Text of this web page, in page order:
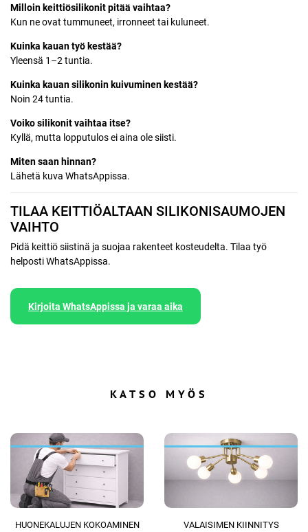
Milloin keittiösilikonit pitää vaihtaa?
Kun ne ovat tummuneet, irronneet tai kuluneet.
Kuinka kauan työ kestää?
Yleensä 1–2 tuntia.
Kuinka kauan silikonin kuivuminen kestää?
Noin 24 tuntia.
Voiko silikonit vaihtaa itse?
Kyllä, mutta lopputulos ei aina ole siisti.
Miten saan hinnan?
Lähetä kuva WhatsAppissa.
TILAA KEITTIÖALTAAN SILIKONISAUMOJEN
VAIHTO
Pidä keittiö siistinä ja suojaa rakenteet kosteudelta. Tilaa työ
helposti WhatsAppissa.
Kirjoita WhatsAppissa ja varaa aika
KATSO MYÖS
HUONEKALUJEN KOKOAMINEN VALAISIMEN KIINNITYS